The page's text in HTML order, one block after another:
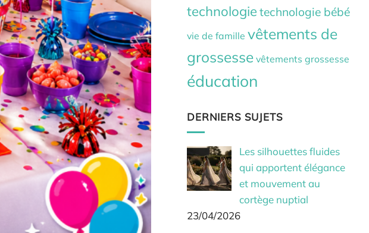
technologie technologie bébé
vie de famille vêtements de
grossesse vêtements grossesse
éducation
DERNIERS SUJETS
Les silhouettes fluides
qui apportent élégance
et mouvement au
cortège nuptial
23/04/2026